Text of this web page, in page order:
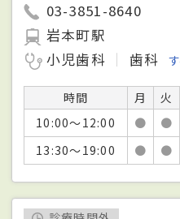
03-3851-8640
岩本町駅
小児歯科
歯科
時間 月 火
10:00～12:00
● ●
13:30～19:00
● ●